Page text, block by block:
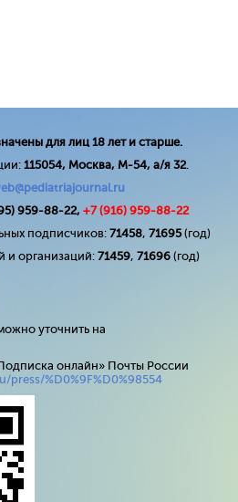
для лиц 18 лет и старше.
115054, Москва, М-54, а/я 32.
959-88-22, +7 (916) 959-88-22
подписчиков: 71458, 71695(год)
и организаций: 71459, 71696 (год)
уточнить на
онлайн» Почты России
%D0%9F%D0%98554